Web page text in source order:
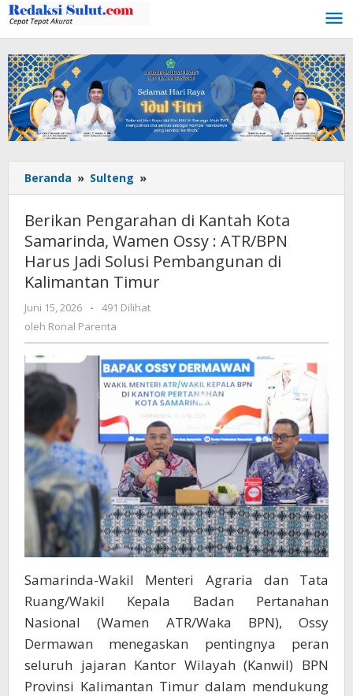
Lewati
ke
konten
Beranda » Sulteng »
Pengarahan
di
Kantah
Kota
Samarinda,
Wamen
:
Harus
Jadi
Solusi
Pembangunan
di
Kalimantan
Timur
Berikan Pengarahan di Kantah Kota
Samarinda, Wamen Ossy : ATR/BPN
Harus Jadi Solusi Pembangunan di
Kalimantan Timur
Juni 15, 2026
oleh
Ronal
-
491 Dilihat
oleh Ronal Parenta
Samarinda-Wakil Menteri Agraria dan Tata
Ruang/Wakil Kepala Badan Pertanahan
Nasional (Wamen ATR/Waka BPN), Ossy
Dermawan menegaskan pentingnya peran
seluruh jajaran Kantor Wilayah (Kanwil) BPN
Provinsi Kalimantan Timur dalam mendukung